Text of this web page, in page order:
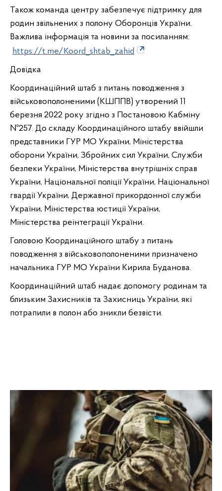
Також команда центру забезпечує підтримку для
родин звільнених з полону Оборонців України.
Важлива інформація та новини за посиланням:
https://t.me/Koord_shtab_zahid
Довідка
Координаційний штаб з питань поводження з
військовополоненими (КШППВ) утворений 11
березня 2022 року згідно з Постановою Кабміну
№257. До складу Координаційного штабу ввійшли
представники ГУР МО України, Міністерства
оборони України, Збройних сил України, Служби
безпеки України, Міністерства внутрішніх справ
України, Національної поліції України, Національної
гвардії України, Державної прикордонної служби
України, Міністерства юстиції України,
Міністерства реінтеграції України.
Головою Координаційного штабу з питань
поводження з військовополоненими призначено
начальника ГУР МО України Кирила Буданова.
Координаційний штаб надає допомогу родинам та
близьким Захисників та Захисниць України, які
потрапили в полон або зникли безвісти.